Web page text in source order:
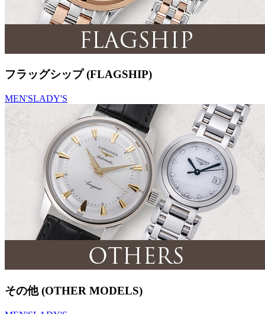
フラッグシップ (FLAGSHIP)
MEN'SLADY'S
その他 (OTHER MODELS)